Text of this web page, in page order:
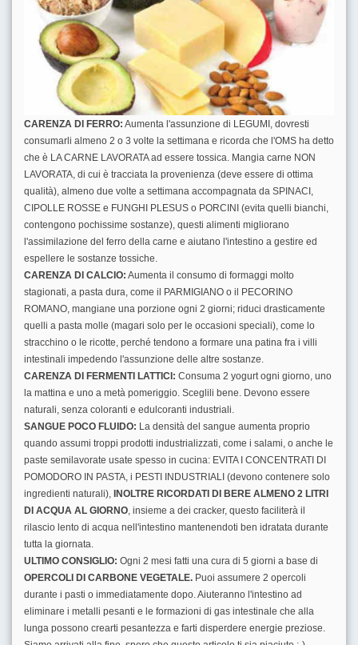
CARENZA DI FERRO: Aumenta l'assunzione di LEGUMI, dovresti
consumarli almeno 2 o 3 volte la settimana e ricorda che l'OMS ha detto
che è LA CARNE LAVORATA ad essere tossica. Mangia carne NON
LAVORATA, di cui è tracciata la provenienza (deve essere di ottima
qualità), almeno due volte a settimana accompagnata da SPINACI,
CIPOLLE ROSSE e FUNGHI PLESUS o PORCINI (evita quelli bianchi,
contengono pochissime sostanze), questi alimenti migliorano
l'assimilazione del ferro della carne e aiutano l'intestino a gestire ed
espellere le sostanze tossiche.
CARENZA DI CALCIO: Aumenta il consumo di formaggi molto
stagionati, a pasta dura, come il PARMIGIANO o il PECORINO
ROMANO, mangiane una porzione ogni 2 giorni; riduci drasticamente
quelli a pasta molle (magari solo per le occasioni speciali), come lo
stracchino o le ricotte, perché tendono a formare una patina fra i villi
intestinali impedendo l'assunzione delle altre sostanze.
CARENZA DI FERMENTI LATTICI: Consuma 2 yogurt ogni giorno, uno
la mattina e uno a metà pomeriggio. Sceglili bene. Devono essere
naturali, senza coloranti e edulcoranti industriali.
SANGUE POCO FLUIDO: La densità del sangue aumenta proprio
quando assumi troppi prodotti industrializzati, come i salami, o anche le
paste semilavorate usate spesso in cucina: EVITA I CONCENTRATI DI
POMODORO IN PASTA, i PESTI INDUSTRIALI (devono contenere solo
ingredienti naturali), INOLTRE RICORDATI DI BERE ALMENO 2 LITRI
DI ACQUA AL GIORNO , insieme a dei cracker, questo faciliterà il
rilascio lento di acqua nell'intestino mantenendoti ben idratata durante
tutta la giornata.
ULTIMO CONSIGLIO: Ogni 2 mesi fatti una cura di 5 giorni a base di
OPERCOLI DI CARBONE VEGETALE. Puoi assumere 2 opercoli
durante i pasti o immediatamente dopo. Aiuteranno l'intestino ad
eliminare i metalli pesanti e le formazioni di gas intestinale che alla
lunga possono crearti pesantezza e farti disperdere energie preziose.